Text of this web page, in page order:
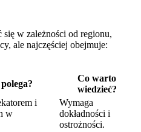
w zależności od regionu,
ale najczęściej obejmuje:
Co warto
wiedzieć?
i
w
Wymaga
dokładności i
ostrożności.